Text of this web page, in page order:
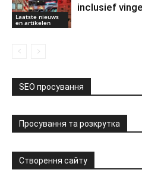
Laatste nieuws
en artikelen
inclusief
SEO просування
Просування та розкрутка
Створення сайту